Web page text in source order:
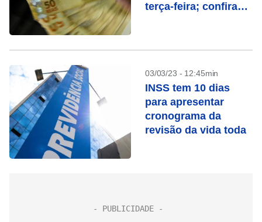
terça-feira; confira
03/03/23 - 12:45min
INSS tem 10 dias
para apresentar
cronograma da
revisão da vida toda